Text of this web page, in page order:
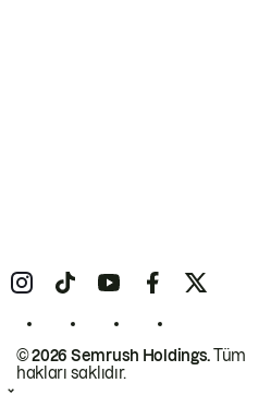
© 2026 Semrush Holdings.Tüm
hakları saklıdır.